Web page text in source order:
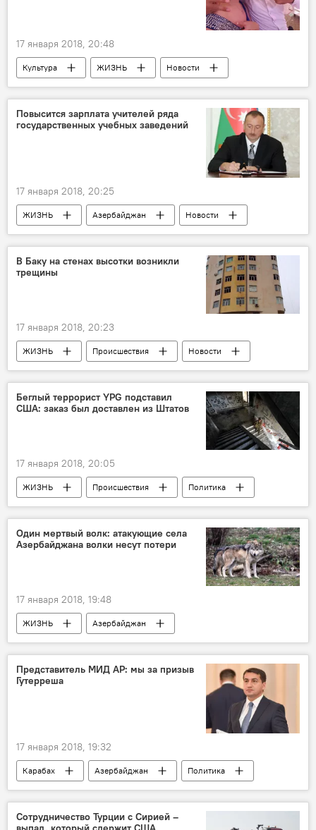
17 января 2018, 20:48
Культура ЖИЗНЬ
Новости
Баку
Севда Саналиева
Суд
Певица
Муж
Свекровь
невестка
Повысится зарплата учителей ряда
государственных учебных заведений
17 января 2018, 20:25
ЖИЗНЬ Азербайджан
Новости
Экономика
В Баку на стенах высотки возникли
трещины
17 января 2018, 20:23
ЖИЗНЬ Происшествия
Новости
Баку
Азиз Гаралов
Министерство экологии и природных ресурсов АР
оползень
тектонический разлом
Беглый террорист YPG подставил
США: заказ был доставлен из Штатов
17 января 2018, 20:05
ЖИЗНЬ Происшествия
Политика
Новости
Новости мира
Один мертвый волк: атакующие села
Азербайджана волки несут потери
17 января 2018, 19:48
ЖИЗНЬ
Азербайджан
Происшествия
Новости
Газахский район АР
Кёсалар
Музаффар Юсифов
Представитель МИД АР: мы за призыв
Гутерреша
17 января 2018, 19:32
Карабах Азербайджан
Политика
Новости
Хикмет Гаджиев
Министерство иностранных дел АР
Сотрудничество Турции с Сирией –